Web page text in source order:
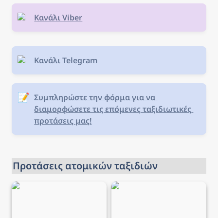
Κανάλι Viber
Κανάλι Telegram
📝 Συμπληρώστε την φόρμα για να
διαμορφώσετε τις επόμενες ταξιδιωτικές
προτάσεις μας!
Προτάσεις ατομικών ταξιδιών
Ταξίδι στη Λυών → 5
Ταξίδι στο Βουκουρέστι